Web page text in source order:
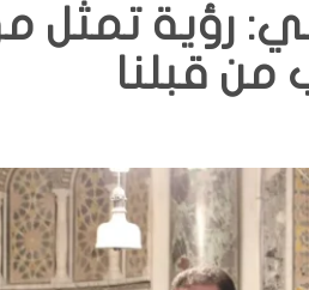
رؤية تمثل
من قبلنا